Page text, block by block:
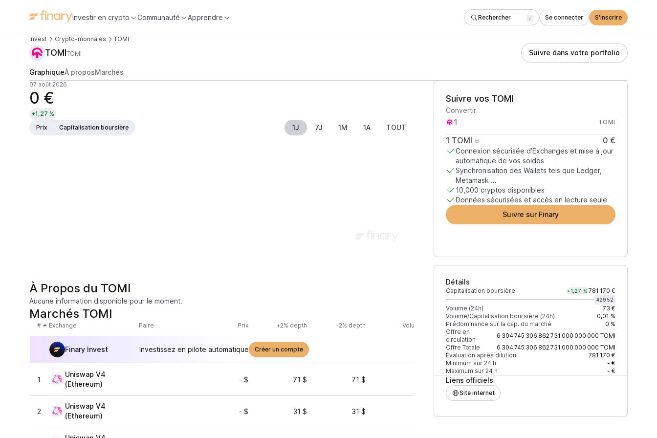
Investir en crypto Communauté Apprendre Rechercher / Se connecter S'inscrire
Invest Crypto-monnaies TOMI
TOMITOMI Suivre dans votre portfolio
GraphiqueÀ proposMarchés
07 août 2026
0 €
+1,27 %
Prix
Capitalisation boursière 1J 7J 1M 1A TOUT
Suivre vos TOMI
Convertir
TOMI
1 TOMI = 0 €
Connexion sécurisée d’Exchanges et mise à jour
automatique de vos soldes
Synchronisation des Wallets tels que Ledger,
Metamask ...
10,000 cryptos disponibles
Données sécurisées et accès en lecture seule
Suivre sur Finary
Détails
Capitalisation boursière +1,27 % 781 170 €
#2952
Volume (24h)
73 €
Volume/Capitalisation boursière (24h)
0,01 %
Prédominance sur la cap. du marché
0 %
Offre en
circulation
6 304 745 306 862 731 000 000 000 TOMI
Offre Totale
6 304 745 306 862 731 000 000 000 TOMI
Évaluation après dilution
781 170 €
Minimum sur 24 h
- €
Maximum sur 24 h
- €
Liens officiels
Site internet
À Propos du TOMI
Aucune information disponible pour le moment.
Marchés TOMI
# Exchange Paire Prix +2% depth -2% depth Volume (24h) % du volume Confiance Mis à jour
Finary Invest Investissez en pilote automatique Créer un compte
1
Uniswap V4
(Ethereum)
- $ 71 $ 71 $ 100 %
2
Uniswap V4
(Ethereum)
- $ 31 $ 31 $